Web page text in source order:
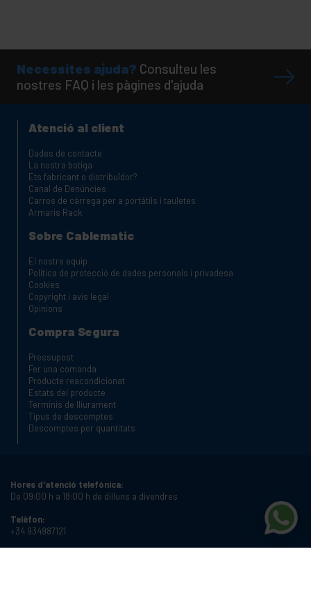
Necessites ajuda? Consulteu les
nostres FAQ i les pàgines d'ajuda
Atenció al client
Dades de contacte
La nostra botiga
Ets fabricant o distribuïdor?
Canal de Denúncies
Carros de càrrega per a portàtils i tauletes
Armaris Rack
Sobre Cablematic
El nostre equip
Política de protecció de dades personals i privadesa
Cookies
Copyright i avis legal
Opinions
Compra Segura
Pressupost
Fer una comanda
Producte reacondicionat
Estats del producte
Terminis de lliurament
Tipus de descomptes
Descomptes per quantitats
Hores d'atenció telefònica:
De 09:00 h a 18:00 h de dilluns a divendres
Telèfon:
+34 934987121